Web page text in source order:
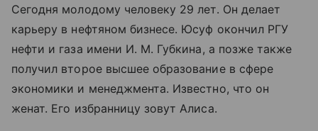
Сегодня молодому человеку 29 лет. Он делает
карьеру в нефтяном бизнесе. Юсуф окончил РГУ
нефти и газа имени И. М. Губкина, а позже также
получил второе высшее образование в сфере
экономики и менеджмента. Известно, что он
женат. Его избранницу зовут Алиса.